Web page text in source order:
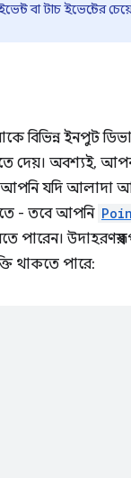
বা টাচ ইভেন্টের
বিভিন্ন ইনপুট
দেয়। অবশ্যই,
আপনি যদি আলাদা
- তবে আপনি
পারেন।
থাকতে পারে: